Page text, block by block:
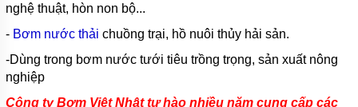
BƠM
HÚT
NƯỚC
THẢI
VF
nghệ thuật, hòn non bộ...
- Bơm nước thải chuồng trại, hồ nuôi thủy hải sản.
-Dùng trong bơm nước tưới tiêu trồng trọng, sản xuất nông
nghiệp
Công ty Bơm Việt Nhật tự hào nhiều năm cung cấp các